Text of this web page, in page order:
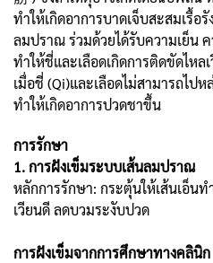
ทำให้เกิดอาการบาดเจ็บสะสมเรื้อ
ลมปราณ ร่วมด้วยได้รับความเย็น
ทำให้ชี่และเลือดเกิดการติดขัดไหล
เมื่อชี่ (Qi)และเลือดไม่สามารถไปห
ทำให้เกิดอาการปวดชาขึ้น
การรักษา
1. การฝังเข็มระบบเส้นลมปราณ
หลักการรักษา: กระตุ้นให้เส้นเอ็น
เวียนดี ลดบวมระงับปวด
การฝังเข็มจากการศึกษาทางคลินิก